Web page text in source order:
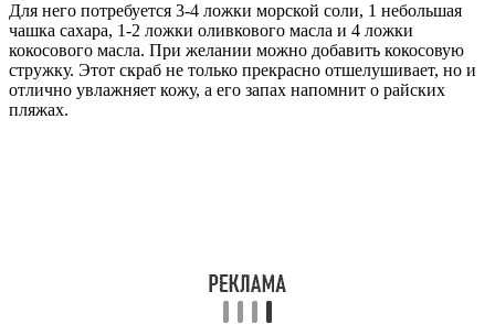
Для него потребуется 3-4 ложки морской соли, 1 небольшая
чашка сахара, 1-2 ложки оливкового масла и 4 ложки
кокосового масла. При желании можно добавить кокосовую
стружку. Этот скраб не только прекрасно отшелушивает, но и
отлично увлажняет кожу, а его запах напомнит о райских
пляжах.